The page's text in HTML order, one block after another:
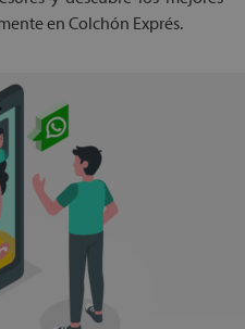
en Colchón Exprés.